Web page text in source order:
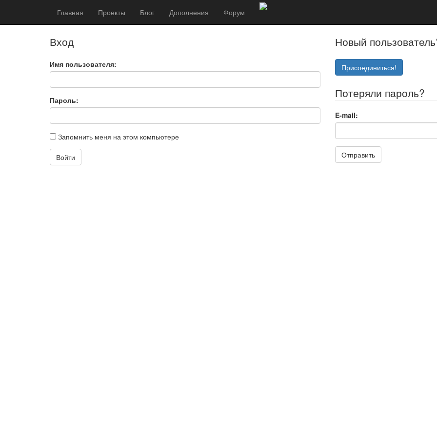
Главная Проекты Блог Дополнения Форум
Вход
Имя пользователя:
Пароль:
Запомнить меня на этом компьютере
Войти
Новый
Присоединиться!
Потеряли пароль?
E-mail:
Отправить